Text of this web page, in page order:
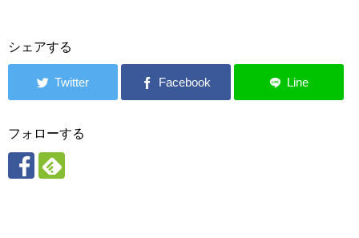
シェアする
フォローする